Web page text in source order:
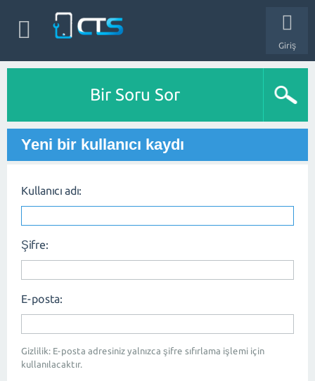
Giriş
Bir Soru Sor
Yeni bir kullanıcı kaydı
Kullanıcı adı:
Şifre:
E-posta:
Gizlilik: E-posta adresiniz yalnızca şifre sıfırlama işlemi için
kullanılacaktır.